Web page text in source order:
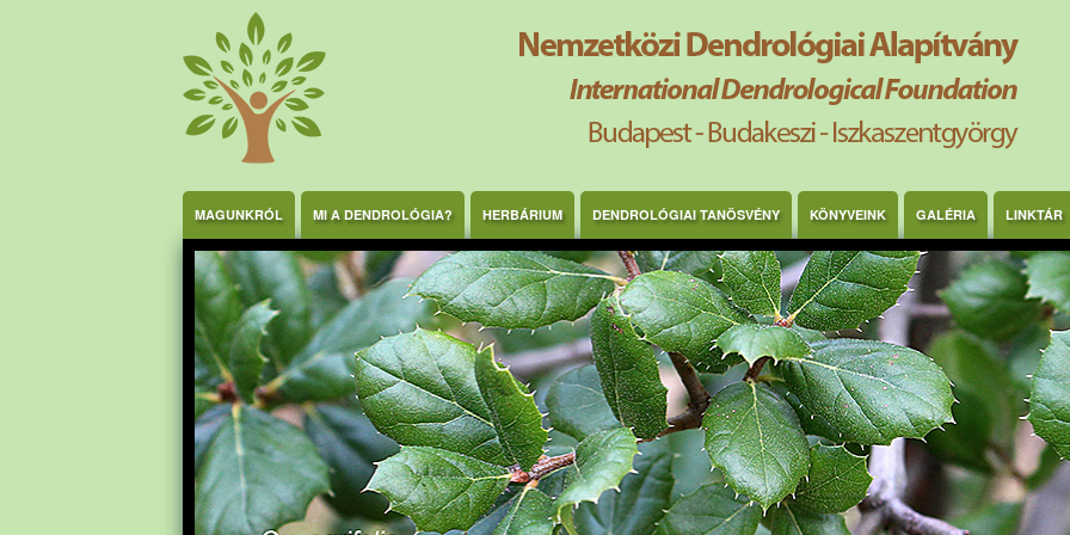
MAGUNKRÓL MI A DENDROLÓGIA? HERBÁRIUM DENDROLÓGIAI TANÖSVÉNY KÖNYVEINK GALÉRIA LINKTÁR